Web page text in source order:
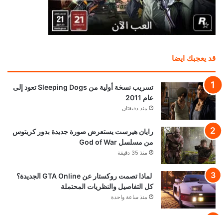
قد يعجبك ايضا
تسريب نسخة أولية من Sleeping Dogs تعود إلى
عام 2011
منذ دقيقتان
رايان هيرست يستعرض صورة جديدة بدور كريتوس
من مسلسل God of War
منذ 35 دقيقة
لماذا تصمت روكستار عن GTA Online الجديدة؟
كل التفاصيل والنظريات المحتملة
منذ ساعة واحدة